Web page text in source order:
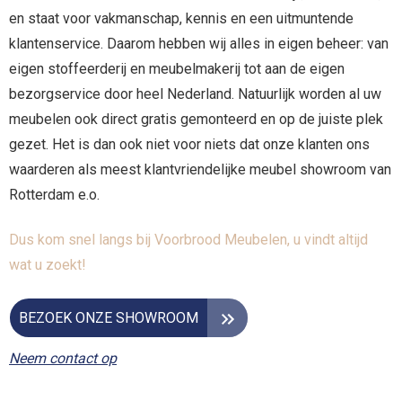
en staat voor vakmanschap, kennis en een uitmuntende
klantenservice. Daarom hebben wij alles in eigen beheer: van
eigen stoffeerderij en meubelmakerij tot aan de eigen
bezorgservice door heel Nederland. Natuurlijk worden al uw
meubelen ook direct gratis gemonteerd en op de juiste plek
gezet. Het is dan ook niet voor niets dat onze klanten ons
waarderen als meest klantvriendelijke meubel showroom van
Rotterdam e.o.
Dus kom snel langs bij Voorbrood Meubelen, u vindt altijd
wat u zoekt!
BEZOEK ONZE SHOWROOM
Neem contact op